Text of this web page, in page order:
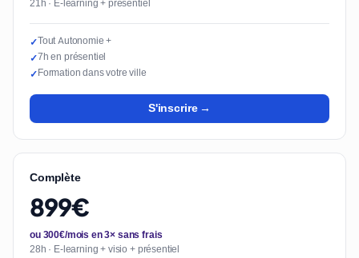
21h · E-learning + présentiel
✓Tout Autonomie +
✓7h en présentiel
✓Formation dans votre ville
S'inscrire →
Complète
899€
ou 300€/mois en 3× sans frais
28h · E-learning + visio + présentiel